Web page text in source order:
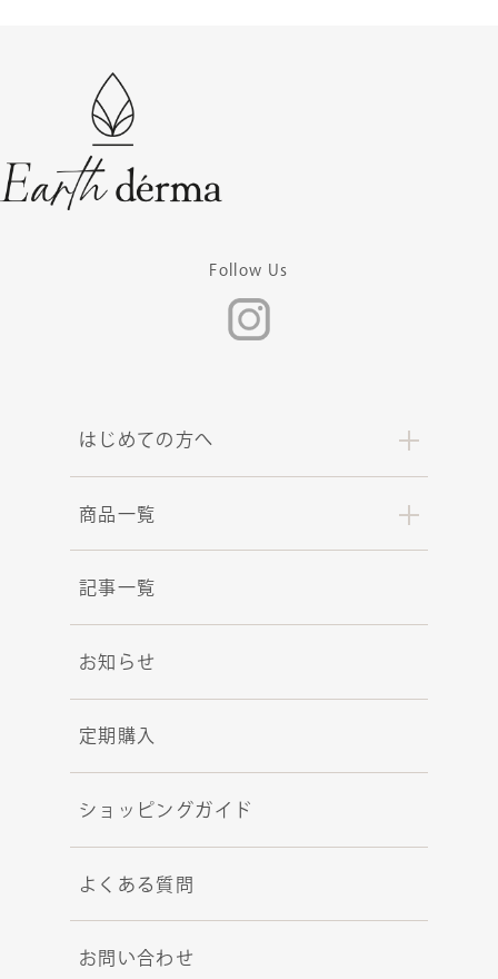
Follow Us
はじめての方へ
商品一覧
記事一覧
お知らせ
定期購入
ショッピングガイド
よくある質問
お問い合わせ